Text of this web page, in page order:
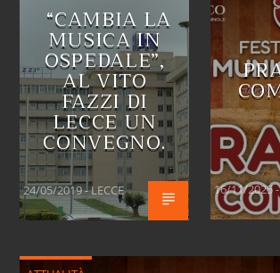
“CAMBIA LA
MUSICA IN
OSPEDALE”,
AL VITO
FAZZI DI
LECCE UN
CONVEGNO.
24/05/2019 - LECCE 16/11/2025